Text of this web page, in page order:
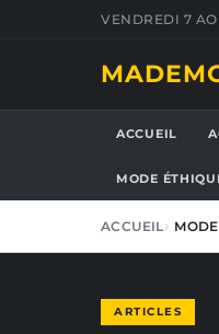
VENDREDI 7
ACCUEIL
MODE
ACCUEIL
ARTICLES